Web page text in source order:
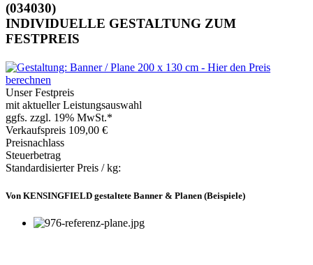
(034030)
INDIVIDUELLE GESTALTUNG ZUM
FESTPREIS
Unser Festpreis
mit aktueller Leistungsauswahl
ggfs. zzgl. 19% MwSt.*
Verkaufspreis 109,00 €
Preisnachlass
Steuerbetrag
Standardisierter Preis / kg:
Von KENSINGFIELD gestaltete Banner & Planen (Beispiele)